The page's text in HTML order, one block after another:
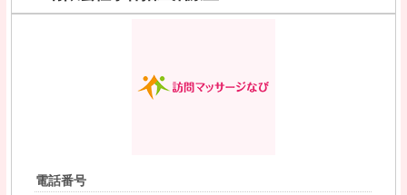
電話番号